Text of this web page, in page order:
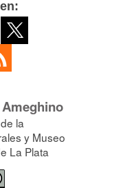
la
y Museo
La Plata